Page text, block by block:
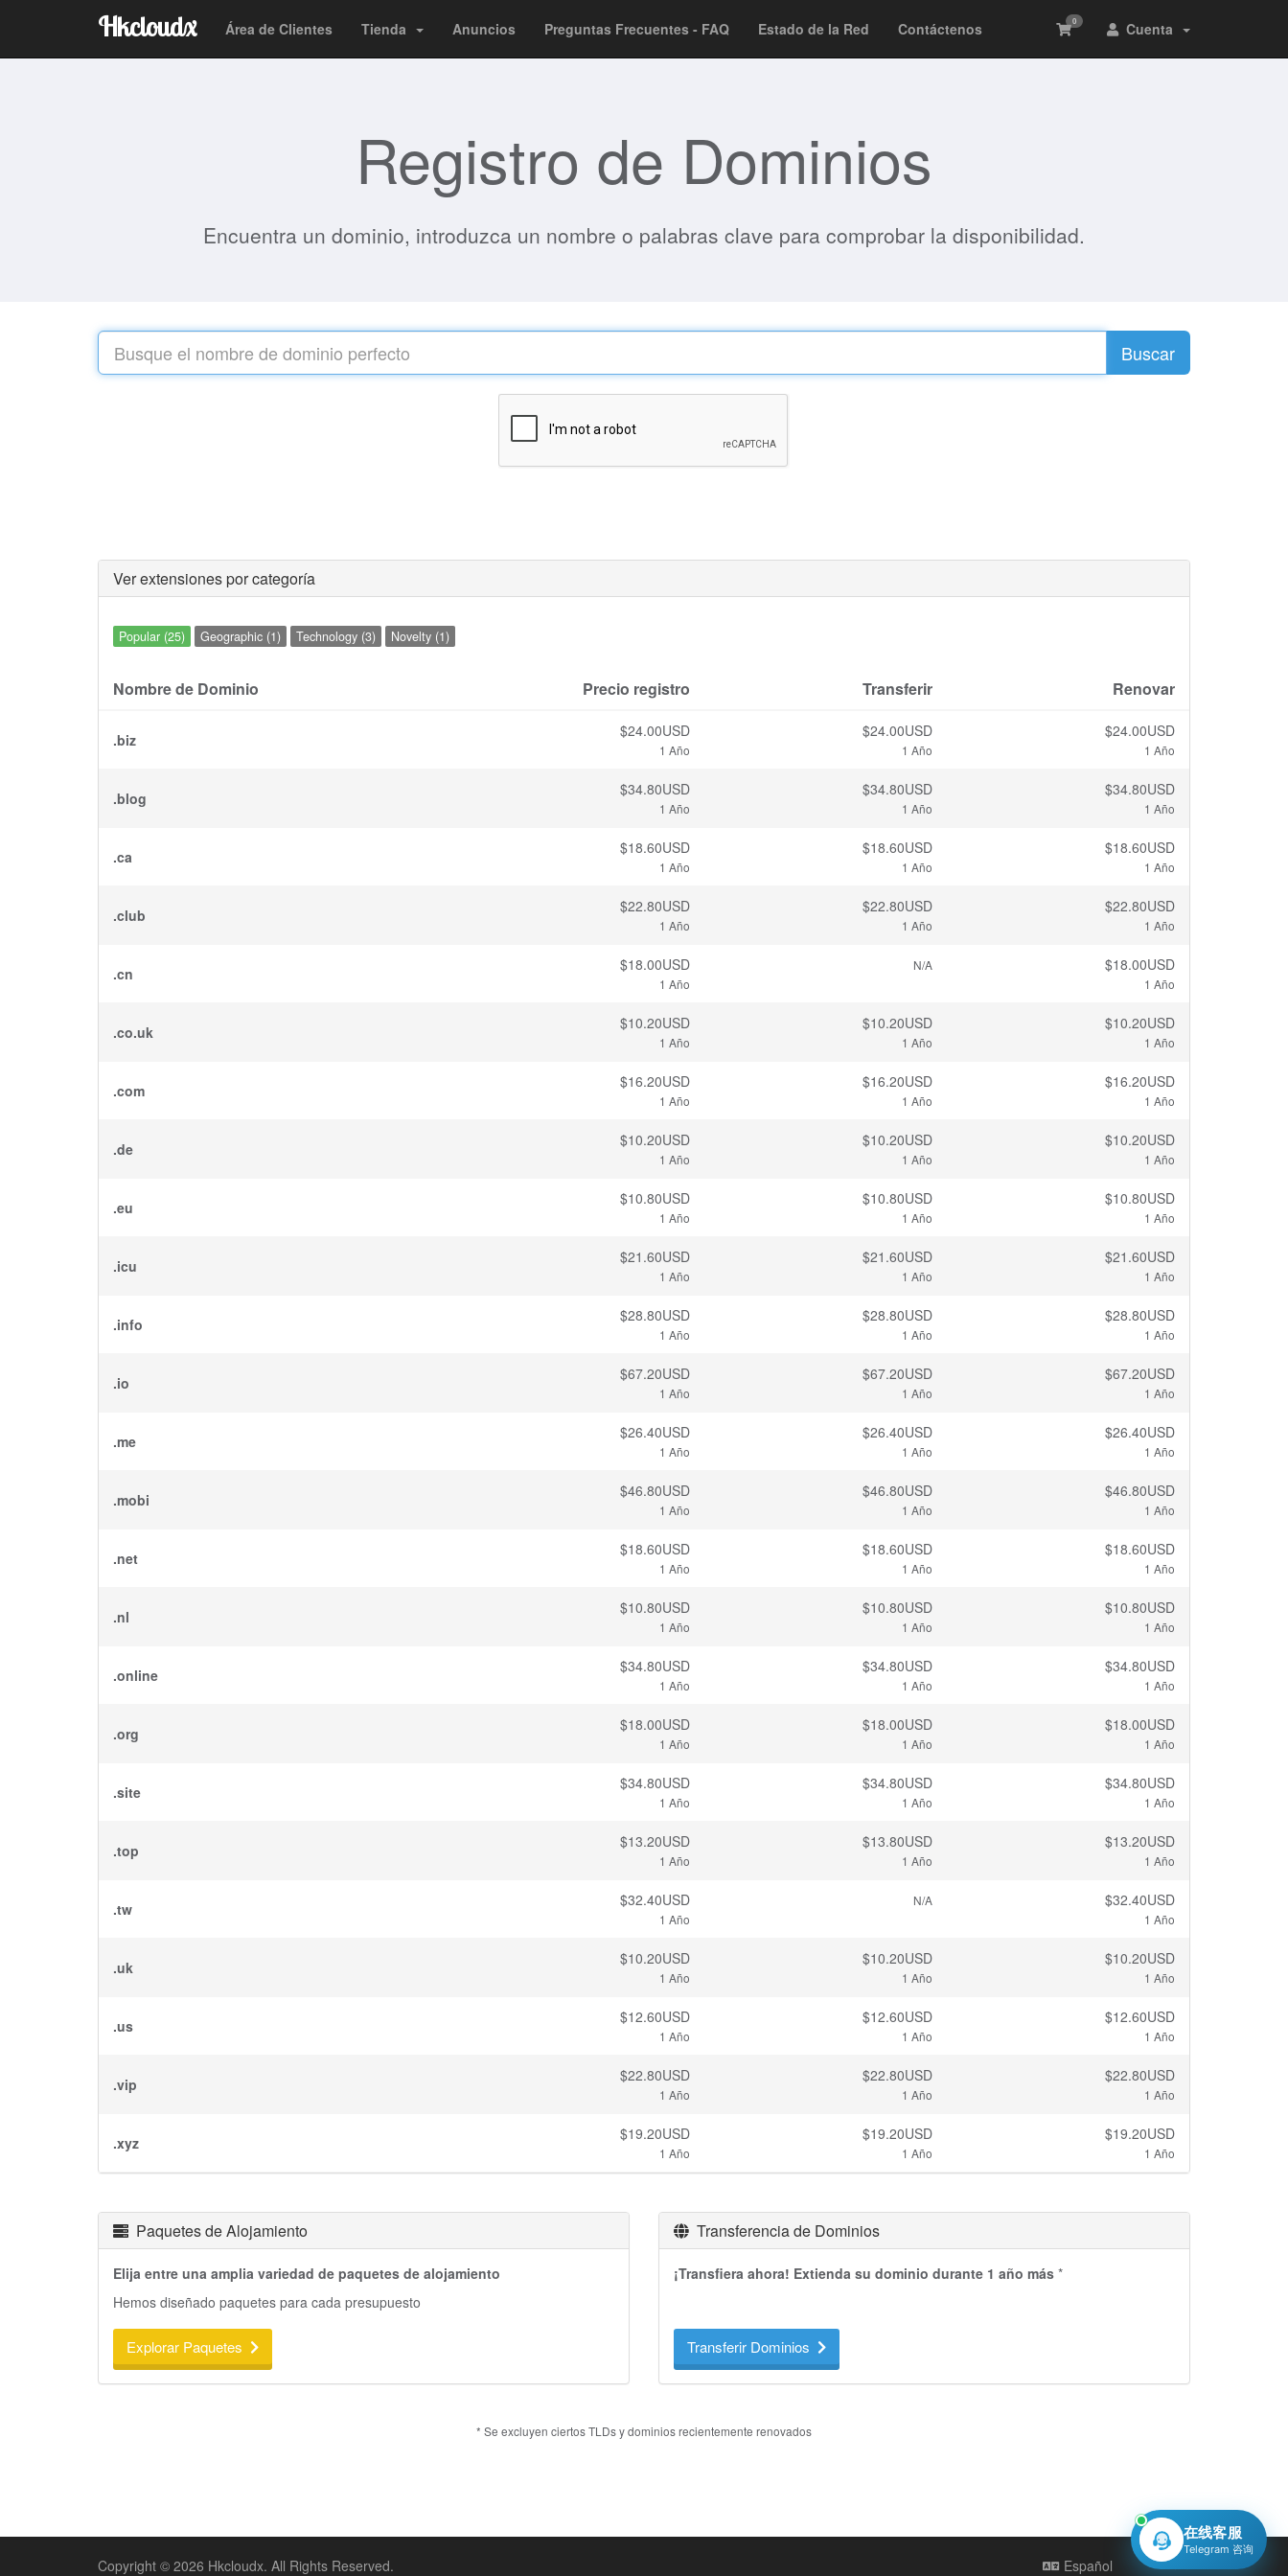
Hkcloudx 0 Cuenta
Área de Clientes Tienda Anuncios Preguntas Frecuentes - FAQ Estado de la Red Contáctenos
Registro de Dominios
Encuentra un dominio, introduzca un nombre o palabras clave para comprobar la disponibilidad.
Buscar
Ver extensiones por categoría
Popular (25) Geographic (1) Technology (3) Novelty (1)
Nombre de Dominio Precio registro Transferir Renovar
.biz $24.00USD
1 Año
$24.00USD
1 Año
$24.00USD
1 Año
.blog $34.80USD
1 Año
$34.80USD
1 Año
$34.80USD
1 Año
.ca $18.60USD
1 Año
$18.60USD
1 Año
$18.60USD
1 Año
.club $22.80USD
1 Año
$22.80USD
1 Año
$22.80USD
1 Año
.cn $18.00USD
1 Año
N/A $18.00USD
1 Año
.co.uk $10.20USD
1 Año
$10.20USD
1 Año
$10.20USD
1 Año
.com $16.20USD
1 Año
$16.20USD
1 Año
$16.20USD
1 Año
.de $10.20USD
1 Año
$10.20USD
1 Año
$10.20USD
1 Año
.eu $10.80USD
1 Año
$10.80USD
1 Año
$10.80USD
1 Año
.icu $21.60USD
1 Año
$21.60USD
1 Año
$21.60USD
1 Año
.info $28.80USD
1 Año
$28.80USD
1 Año
$28.80USD
1 Año
.io $67.20USD
1 Año
$67.20USD
1 Año
$67.20USD
1 Año
.me $26.40USD
1 Año
$26.40USD
1 Año
$26.40USD
1 Año
.mobi $46.80USD
1 Año
$46.80USD
1 Año
$46.80USD
1 Año
.net $18.60USD
1 Año
$18.60USD
1 Año
$18.60USD
1 Año
.nl $10.80USD
1 Año
$10.80USD
1 Año
$10.80USD
1 Año
.online $34.80USD
1 Año
$34.80USD
1 Año
$34.80USD
1 Año
.org $18.00USD
1 Año
$18.00USD
1 Año
$18.00USD
1 Año
.site $34.80USD
1 Año
$34.80USD
1 Año
$34.80USD
1 Año
.top $13.20USD
1 Año
$13.80USD
1 Año
$13.20USD
1 Año
.tw $32.40USD
1 Año
N/A $32.40USD
1 Año
.uk $10.20USD
1 Año
$10.20USD
1 Año
$10.20USD
1 Año
.us $12.60USD
1 Año
$12.60USD
1 Año
$12.60USD
1 Año
.vip $22.80USD
1 Año
$22.80USD
1 Año
$22.80USD
1 Año
.xyz $19.20USD
1 Año
$19.20USD
1 Año
$19.20USD
1 Año
Paquetes de Alojamiento
Elija entre una amplia variedad de paquetes de alojamiento
Hemos diseñado paquetes para cada presupuesto
Explorar Paquetes
Transferencia de Dominios
¡Transfiera ahora! Extienda su dominio durante 1 año más *
Transferir Dominios
* Se excluyen ciertos TLDs y dominios recientemente renovados
Copyright © 2026 Hkcloudx. All Rights Reserved. Español
在线客服
Telegram 咨询